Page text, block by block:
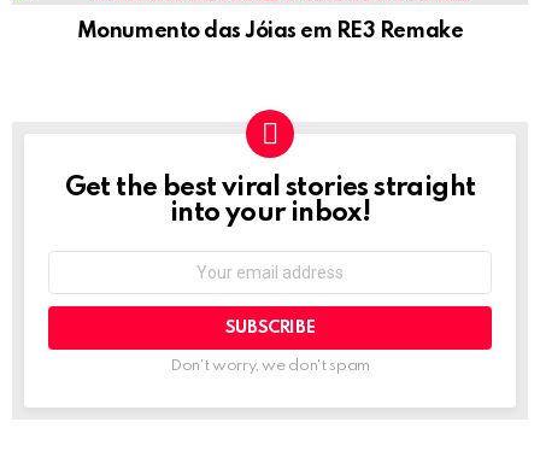
Monumento das Jóias em RE3 Remake
NEWSLETTER
Get the best viral stories straight
into your inbox!
Don't worry, we don't spam